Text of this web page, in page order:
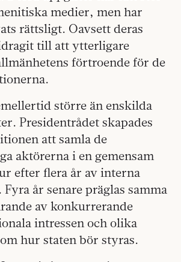
medier, men har
rättsligt. Oavsett deras
till att ytterligare
förtroende för de
större än enskilda
Presidentrådet skapades
att samla de
aktörerna i en gemensam
efter flera år av interna
år senare präglas samma
av konkurrerande
intressen och olika
hur staten bör styras.